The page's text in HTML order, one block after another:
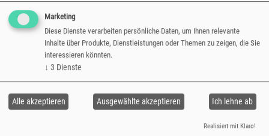
Ihrer Wahl bedruckbar. Ideal auch als
Geschenk.
Größe: 18,5cm
- unten 6,5cm
Marketing
Diese Dienste verarbeiten persönliche Daten, um Ihnen relevante
Inhalte über Produkte, Dienstleistungen oder Themen zu zeigen, die Sie
interessieren könnten.
↓ 3 Dienste
Ich lehne ab
Ausgewählte akzeptieren
Alle akzeptieren
Realisiert mit Klaro!